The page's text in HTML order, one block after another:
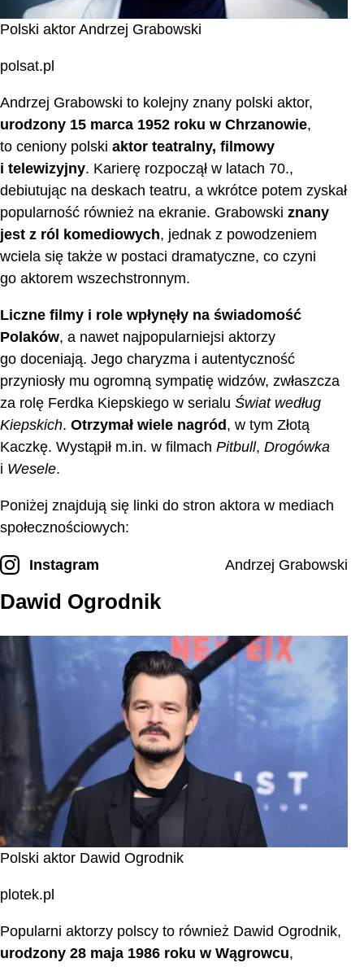
Polski aktor Andrzej Grabowski
polsat.pl
Andrzej Grabowski to kolejny znany polski aktor,
urodzony 15 marca 1952 roku w Chrzanowie,
to ceniony polski aktor teatralny, filmowy
i telewizyjny. Karierę rozpoczął w latach 70.,
debiutując na deskach teatru, a wkrótce potem zyskał
popularność również na ekranie. Grabowski znany
jest z ról komediowych, jednak z powodzeniem
wciela się także w postaci dramatyczne, co czyni
go aktorem wszechstronnym.
Liczne filmy i role wpłynęły na świadomość
Polaków, a nawet najpopularniejsi aktorzy
go doceniają. Jego charyzma i autentyczność
przyniosły mu ogromną sympatię widzów, zwłaszcza
za rolę Ferdka Kiepskiego w serialu Świat według
Kiepskich. Otrzymał wiele nagród , w tym Złotą
Kaczkę. Wystąpił m.in. w filmach Pitbull, Drogówka
i Wesele.
Poniżej znajdują się linki do stron aktora w mediach
społecznościowych:
Instagram Andrzej Grabowski
Dawid Ogrodnik
Polski aktor Dawid Ogrodnik
plotek.pl
Popularni aktorzy polscy to również Dawid Ogrodnik,
urodzony 28 maja 1986 roku w Wągrowcu,